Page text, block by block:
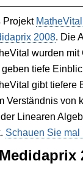
Projekt MatheVital
2008. Die
wurden
geben tiefe
gibt tiefere
Verständnis von
Linearen
Schauen Sie mal